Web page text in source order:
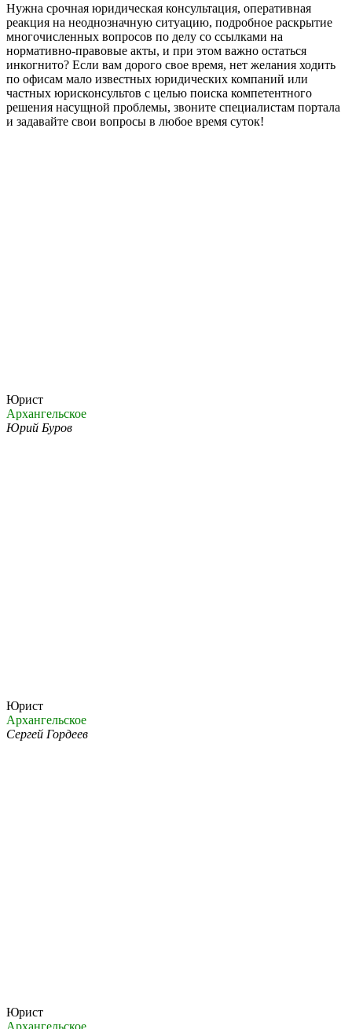
Нужна срочная юридическая консультация, оперативная
реакция на неоднозначную ситуацию, подробное раскрытие
многочисленных вопросов по делу со ссылками на
нормативно-правовые акты, и при этом важно остаться
инкогнито? Если вам дорого свое время, нет желания ходить
по офисам мало известных юридических компаний или
частных юрисконсультов с целью поиска компетентного
решения насущной проблемы, звоните специалистам портала
и задавайте свои вопросы в любое время суток!
Юрист
Архангельское
Юрий Буров
Юрист
Архангельское
Сергей Гордеев
Юрист
Архангельское